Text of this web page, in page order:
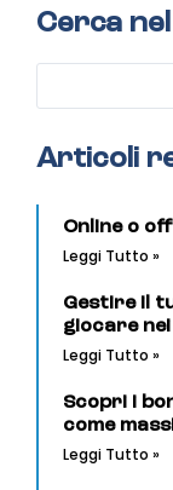
Cerca
Articoli
Online o
Leggi Tutto »
Gestire il
giocare
Leggi Tutto »
Scopri i
come
Leggi Tutto »